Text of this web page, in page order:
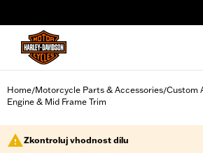
Home/Motorcycle Parts & Accessories/Custom
Engine & Mid Frame Trim
Zkontroluj vhodnost dílu